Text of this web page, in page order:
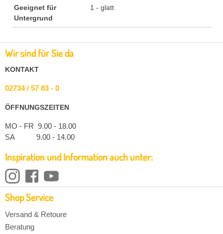
Geeignet für
Untergrund
1 - glatt
Wir sind für Sie da
KONTAKT
02734 / 57 83 - 0
ÖFFNUNGSZEITEN
MO - FR 9.00 - 18.00
SA 9.00 - 14.00
Inspiration und Information auch unter:
Shop Service
Versand & Retoure
Beratung